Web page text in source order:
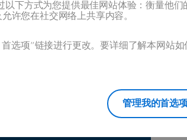
以下方式为您提供最佳网站体验：衡量他
许您在社交网络上共享内容。
选项”链接进行更改。要详细了解本网站如
管理我的首选项